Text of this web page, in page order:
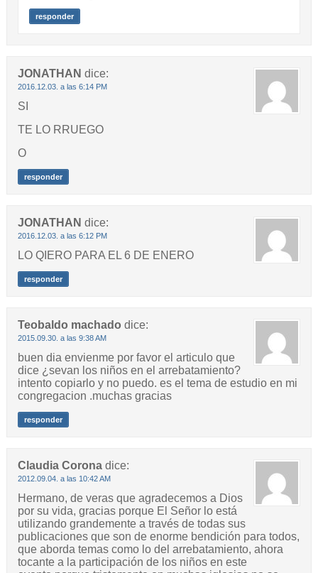
responder
JONATHAN dice:
2016.12.03. a las 6:14 PM
SI
TE LO RRUEGO
O
responder
JONATHAN dice:
2016.12.03. a las 6:12 PM
LO QIERO PARA EL 6 DE ENERO
responder
Teobaldo machado dice:
2015.09.30. a las 9:38 AM
buen dia envienme por favor el articulo que
dice ¿sevan los niños en el arrebatamiento?
intento copiarlo y no puedo. es el tema de estudio en mi
congregacion .muchas gracias
responder
Claudia Corona dice:
2012.09.04. a las 10:42 AM
Hermano, de veras que agradecemos a Dios
por su vida, gracias porque El Señor lo está
utilizando grandemente a través de todas sus
publicaciones que son de enorme bendición para todos,
que aborda temas como lo del arrebatamiento, ahora
tocante a la participación de los niños en este